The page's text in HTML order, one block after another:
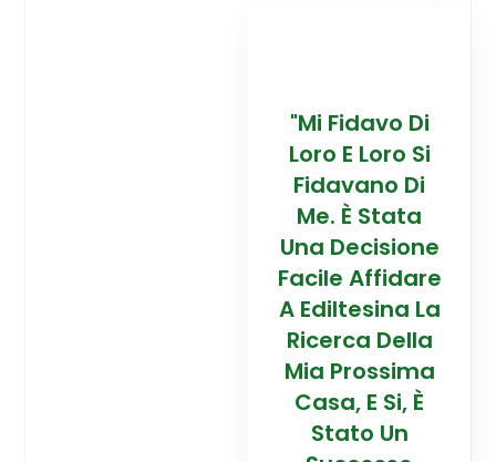
"Mi Fidavo Di
Loro E Loro Si
Fidavano Di
Me. È Stata
Una Decisione
Facile Affidare
A Ediltesina La
Ricerca Della
Mia Prossima
Casa, E Si, È
Stato Un